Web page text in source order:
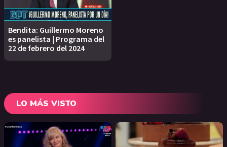
Bendita: Guillermo Moreno
es panelista | Programa del
22 de febrero del 2024
LO MÁS VISTO